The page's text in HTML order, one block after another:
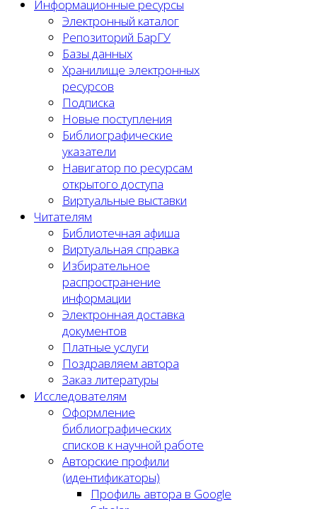
Информационные ресурсы
Электронный каталог
Репозиторий БарГУ
Базы данных
Хранилище электронных
ресурсов
Подписка
Новые поступления
Библиографические
указатели
Навигатор по ресурсам
открытого доступа
Виртуальные выставки
Читателям
Библиотечная афиша
Виртуальная справка
Избирательное
распространение
информации
Электронная доставка
документов
Платные услуги
Поздравляем автора
Заказ литературы
Исследователям
Оформление
библиографических
списков к научной работе
Авторские профили
(идентификаторы)
Профиль автора в Google